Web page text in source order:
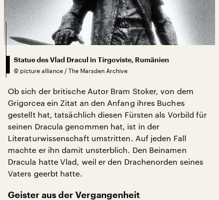
Statue des Vlad Dracul in Tirgoviste, Rumänien
© picture alliance / The Marsden Archive
Ob sich der britische Autor Bram Stoker, von dem
Grigorcea ein Zitat an den Anfang ihres Buches
gestellt hat, tatsächlich diesen Fürsten als Vorbild für
seinen Dracula genommen hat, ist in der
Literaturwissenschaft umstritten. Auf jeden Fall
machte er ihn damit unsterblich. Den Beinamen
Dracula hatte Vlad, weil er den Drachenorden seines
Vaters geerbt hatte.
Geister aus der Vergangenheit